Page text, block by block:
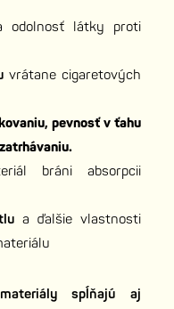
odolnosť látky proti
vrátane cigaretových
pevnosť v ťahu
bráni absorpcii
a ďalšie vlastnosti
spĺňajú aj